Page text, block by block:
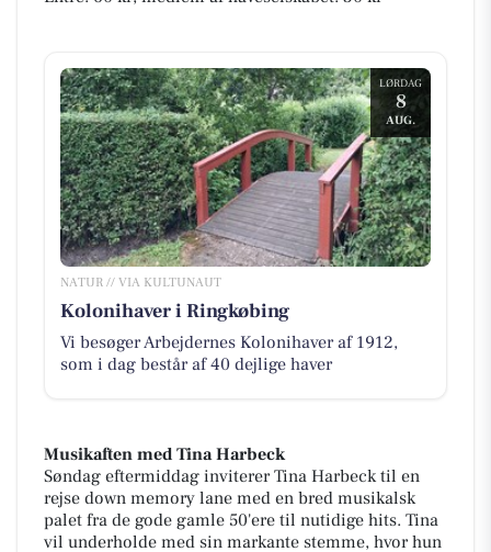
LØRDAG
8
AUG.
NATUR // VIA KULTUNAUT
Kolonihaver i Ringkøbing
Vi besøger Arbejdernes Kolonihaver af 1912,
som i dag består af 40 dejlige haver
Musikaften med Tina Harbeck
Søndag eftermiddag inviterer Tina Harbeck til en
rejse down memory lane med en bred musikalsk
palet fra de gode gamle 50'ere til nutidige hits. Tina
vil underholde med sin markante stemme, hvor hun